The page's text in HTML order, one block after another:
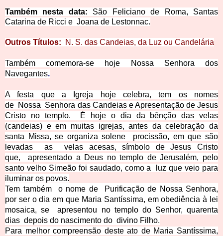
Também nesta data: São Feliciano de Roma, Santas
Catarina de Ricci e Joana de Lestonnac.
Outros Títulos: N. S. das Candeias, da Luz ou Candelária
Também comemora-se hoje Nossa Senhora dos
Navegantes.
A festa que a Igreja hoje celebra, tem os nomes
de Nossa Senhora das Candeias e Apresentação de Jesus
Cristo no templo.
É hoje o dia da bênção das velas
(candeias) e em muitas igrejas, antes da celebração da
santa Missa, se organiza solene
procissão, em que são
levadas
as
velas acesas, símbolo de Jesus Cristo
que,
apresentado a Deus no templo de Jerusalém, pelo
santo velho Simeão foi saudado, como a
luz que veio para
iluminar os povos.
Tem também o nome de
Purificação de Nossa Senhora,
por ser o dia em que Maria Santíssima, em obediência à lei
mosaica, se
apresentou no templo do Senhor, quarenta
dias depois do nascimento do divino Filho.
Para melhor compreensão deste ato de Maria Santíssima,